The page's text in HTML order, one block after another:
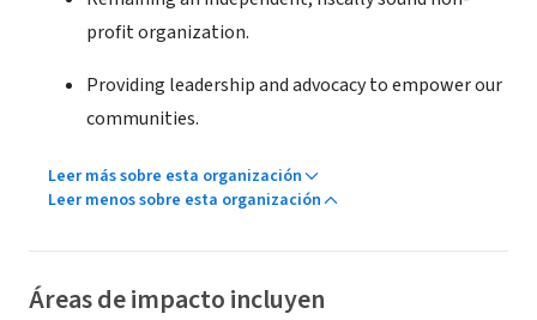
profit organization.
Providing leadership and advocacy to empower our
communities.
Leer más sobre esta organización
Leer menos sobre esta organización
Áreas de impacto incluyen